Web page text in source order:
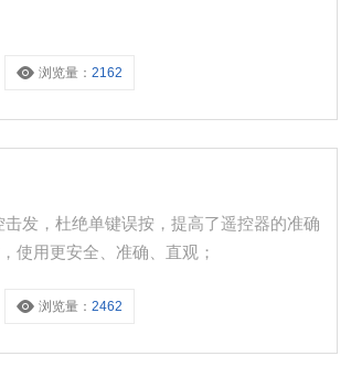
浏览量：2162
发，杜绝单键误按，提高了遥控器的准确
使用更安全、准确、直观；
浏览量：2462